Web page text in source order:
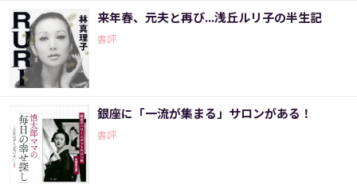
来年春、元夫と再び...浅丘ルリ子の半生記
書評
銀座に「一流が集まる」サロンがある！
書評